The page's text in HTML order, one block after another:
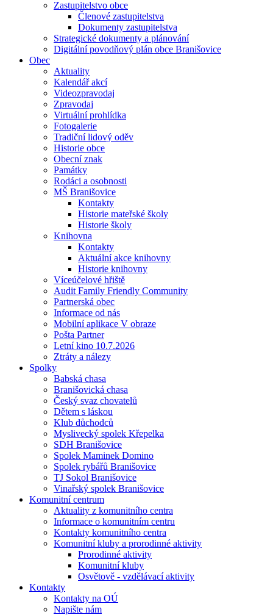
Zastupitelstvo obce
Členové zastupitelstva
Dokumenty zastupitelstva
Strategické dokumenty a plánování
Digitální povodňový plán obce Branišovice
Obec
Aktuality
Kalendář akcí
Videozpravodaj
Zpravodaj
Virtuální prohlídka
Fotogalerie
Tradiční lidový oděv
Historie obce
Obecní znak
Památky
Rodáci a osobnosti
MŠ Branišovice
Kontakty
Historie mateřské školy
Historie školy
Knihovna
Kontakty
Aktuální akce knihovny
Historie knihovny
Víceúčelové hřiště
Audit Family Friendly Community
Partnerská obec
Informace od nás
Mobilní aplikace V obraze
Pošta Partner
Letní kino 10.7.2026
Ztráty a nálezy
Spolky
Babská chasa
Branišovická chasa
Český svaz chovatelů
Dětem s láskou
Klub důchodců
Myslivecký spolek Křepelka
SDH Branišovice
Spolek Maminek Domino
Spolek rybářů Branišovice
TJ Sokol Branišovice
Vinařský spolek Branišovice
Komunitní centrum
Aktuality z komunitního centra
Informace o komunitním centru
Kontakty komunitního centra
Komunitní kluby a prorodinné aktivity
Prorodinné aktivity
Komunitní kluby
Osvětově - vzdělávací aktivity
Kontakty
Kontakty na OÚ
Napište nám